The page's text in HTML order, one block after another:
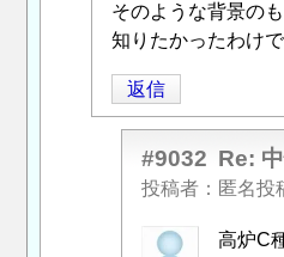
て
お
教
え
に
伴
う
鋼
材
腐
食
検
に
よ
「Re:
中
そのような背景の
知りたかったわけ
返信
#9032 Re:
投稿者 匿名投
匿
高炉C